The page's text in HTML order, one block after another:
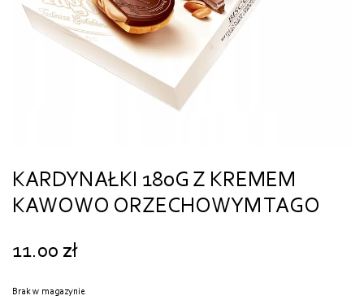
KARDYNAŁKI 180G Z KREMEM
KAWOWO ORZECHOWYM TAGO
11.00 zł
Brak w magazynie